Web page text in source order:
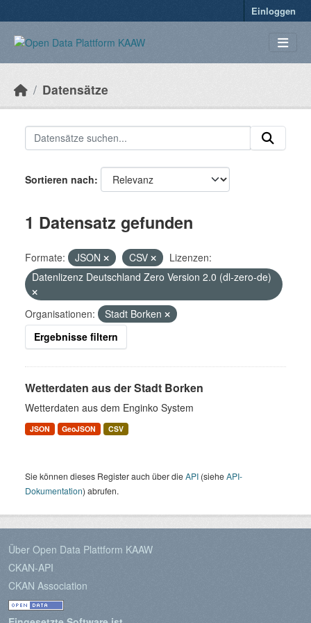
Einloggen
Datensätze
Sortieren nach
1 Datensatz gefunden
Formate: JSON CSV
Lizenzen:
Datenlizenz Deutschland Zero Version 2.0 (dl-zero-de)
Organisationen:
Stadt Borken
Ergebnisse filtern
Wetterdaten aus der Stadt Borken
Wetterdaten aus dem Enginko System
JSON GeoJSON CSV
Sie können dieses Register auch über dieAPI (sieheAPI-
Dokumentation) abrufen.
Über Open Data Plattform KAAW
CKAN-API
CKAN Association